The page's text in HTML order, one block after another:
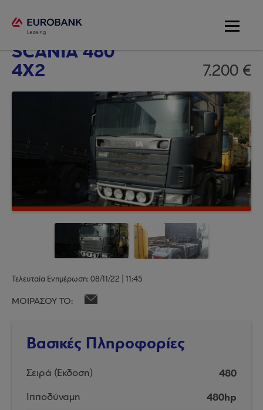
Scania
SCANIA 480
4X2
7.200 €
Τελευταία Ενημέρωση: 08/11/22 | 11:45
ΜΟΙΡΑΣΟΥ ΤΟ:
Βασικές Πληροφορίες
Σειρά (Έκδοση) 480
Ιπποδύναμη 480hp